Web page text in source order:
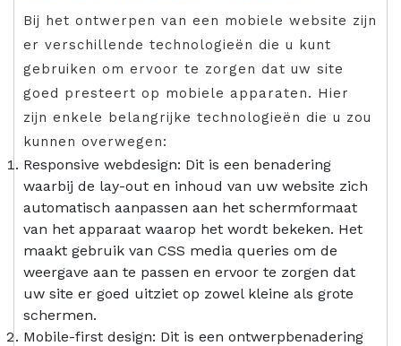
Bij het ontwerpen van een mobiele website zijn
er verschillende technologieën die u kunt
gebruiken om ervoor te zorgen dat uw site
goed presteert op mobiele apparaten. Hier
zijn enkele belangrijke technologieën die u zou
kunnen overwegen:
Responsive webdesign: Dit is een benadering
waarbij de lay-out en inhoud van uw website zich
automatisch aanpassen aan het schermformaat
van het apparaat waarop het wordt bekeken. Het
maakt gebruik van CSS media queries om de
weergave aan te passen en ervoor te zorgen dat
uw site er goed uitziet op zowel kleine als grote
schermen.
Mobile-first design: Dit is een ontwerpbenadering